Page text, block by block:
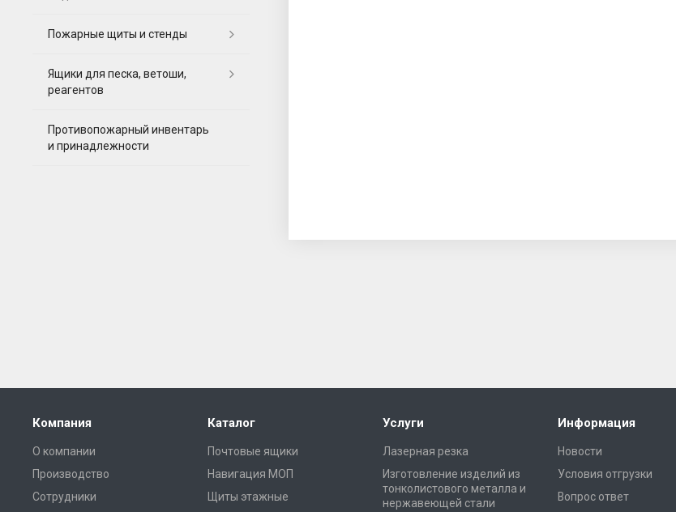
Пожарные щиты и стенды
Ящики для песка, ветоши,
реагентов
Противопожарный инвентарь
и принадлежности
Компания
О компании
Производство
Сотрудники
Каталог
Почтовые ящики
Навигация МОП
Щиты этажные
Услуги
Лазерная резка
Изготовление изделий из
тонколистового металла и
нержавеющей стали
Информация
Новости
Условия отгрузки
Вопрос ответ